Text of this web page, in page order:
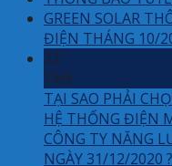
GREEN SOLAR
ĐIỆN THÁNG 10/
22
Th9
TẠI SAO PHẢI
HỆ THỐNG ĐIỆN
CÔNG TY NĂNG
NGÀY 31/12/2020 ?